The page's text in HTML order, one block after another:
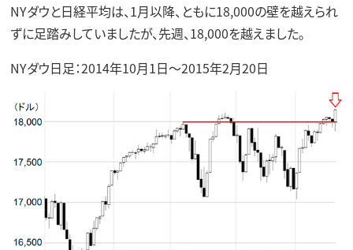
NYダウと日経平均は、1月以降、ともに18,000の壁を越えられ
ずに足踏みしていましたが、先週、18,000を越えました。
NYダウ日足：2014年10月1日～2015年2月20日